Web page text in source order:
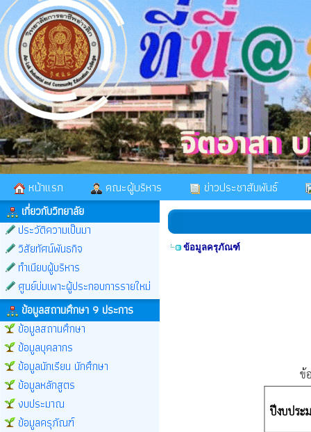
หน้าแรก คณะผู้บริหาร ข่าวประชาสัมพันธ์
เกี่ยวกับวิทยาลัย
ประวัติความเป็นมา
วิสัยทัศน์พันธกิจ
ทำเนียบผู้บริหาร
ศูนย์บ่มเพาะผู้ประกอบการรายใหม่
ข้อมูลสถานศึกษา 9 ประการ
ข้อมูลสถานศึกษา
ข้อมูลบุคลากร
ข้อมูลนักเรียน นักศึกษา
ข้อมูลหลักสูตร
งบประมาณ
ข้อมูลครุภัณฑ์
ข้อมูลครุภัณฑ์